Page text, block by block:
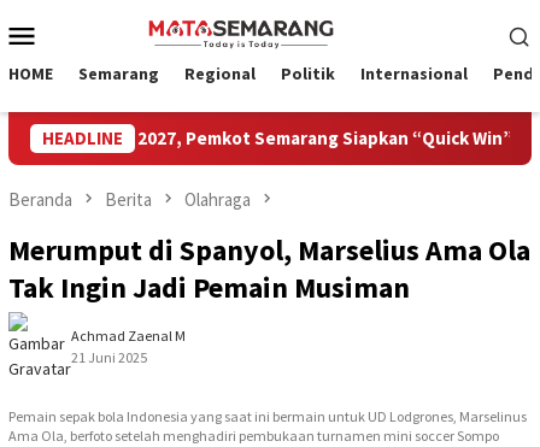
ke
Mobile
HOME Semarang Regional Politik Internasional
HEADLINE
2027, Pemkot Semarang Siapkan “Quick Win” dan Temu
Beranda Berita Olahraga
Merumput di Spanyol, Marselius Ama Ola
Tak Ingin Jadi Pemain Musiman
Achmad Zaenal M
21 Juni 2025
Pemain sepak bola Indonesia yang saat ini bermain untuk UD Lodgrones, Marselinus
Ama Ola, berfoto setelah menghadiri pembukaan turnamen mini soccer Sompo